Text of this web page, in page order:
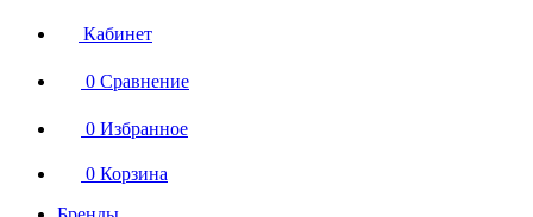
Кабинет
0 Сравнение
0 Избранное
0 Корзина